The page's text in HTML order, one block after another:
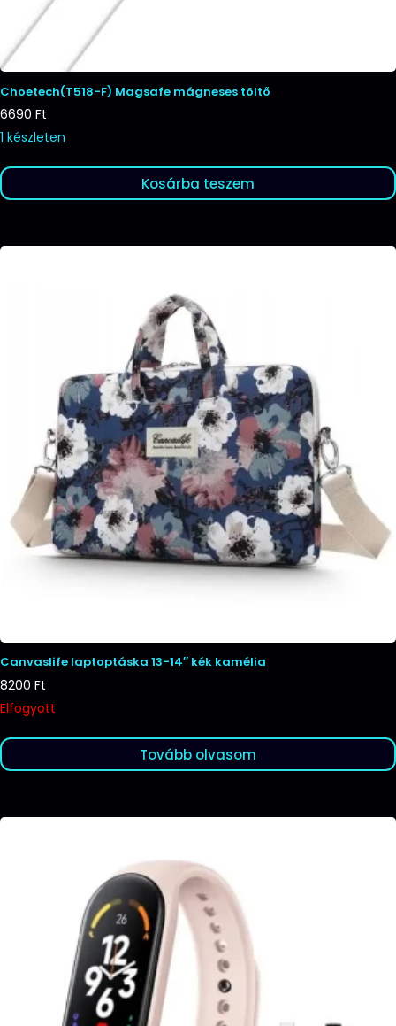
Choetech(T518-F) Magsafe mágneses töltő
6690 Ft
1 készleten
Kosárba teszem
Canvaslife laptoptáska 13-14″ kék kamélia
8200 Ft
Elfogyott
Tovább olvasom